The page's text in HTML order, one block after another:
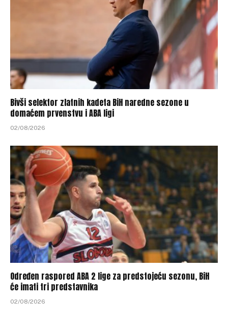
Bivši selektor zlatnih kadeta BiH naredne sezone u
domaćem prvenstvu i ABA ligi
02/08/2026
Određen raspored ABA 2 lige za predstojeću sezonu, BiH
će imati tri predstavnika
02/08/2026